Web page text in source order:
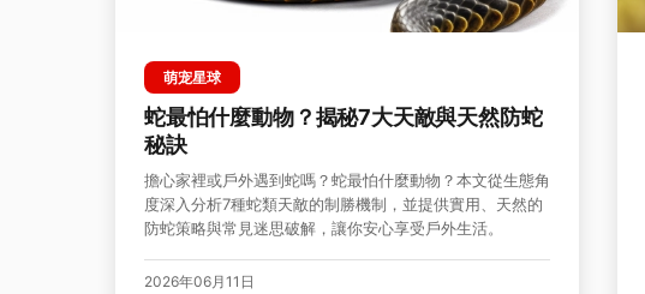
萌宠星球
蛇最怕什麼動物？揭秘7大天敵與天然防蛇
秘訣
擔心家裡或戶外遇到蛇嗎？蛇最怕什麼動物？本文從生態角
度深入分析7種蛇類天敵的制勝機制，並提供實用、天然的
防蛇策略與常見迷思破解，讓你安心享受戶外生活。
2026年06月11日